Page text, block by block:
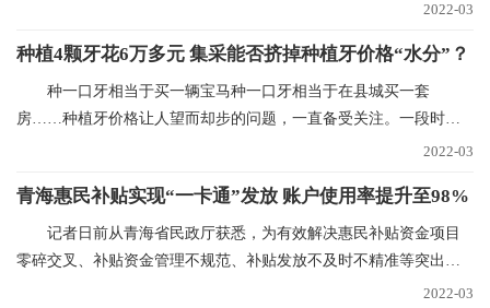
2022-03
种植4颗牙花6万多元 集采能否挤掉种植牙价格“水分”？
种一口牙相当于买一辆宝马种一口牙相当于在县城买一套
房……种植牙价格让人望而却步的问题，一直备受关注。一段时间
2022-03
青海惠民补贴实现“一卡通”发放 账户使用率提升至98%
记者日前从青海省民政厅获悉，为有效解决惠民补贴资金项目
零碎交叉、补贴资金管理不规范、补贴发放不及时不精准等突出问
2022-03